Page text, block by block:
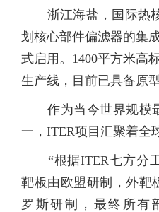
浙江海盐，国际热核
划核心部件偏滤器的集
式启用。1400平方米高
生产线，目前已具备原
作为当今世界规模
一，ITER项目汇聚着全
“根据ITER七方分工
靶板由欧盟研制，外靶
罗斯研制，最终所有